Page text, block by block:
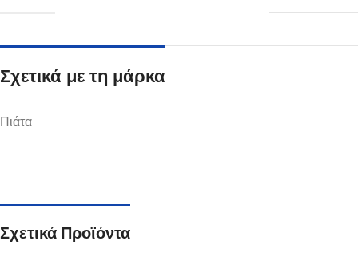
Σχετικά με τη μάρκα
Πιάτα
Σχετικά Προϊόντα